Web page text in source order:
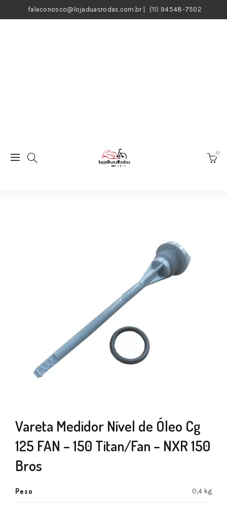
faleconosco@lojaduasrodas.com.br| (11) 94548-7502
0
Vareta Medidor Nível de Óleo Cg
125 FAN – 150 Titan/Fan – NXR 150
Bros
Peso 0,4 kg